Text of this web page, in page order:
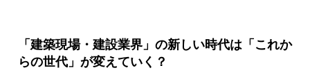
「建築現場・建設業界」の新しい時代は「これか
らの世代」が変えていく？